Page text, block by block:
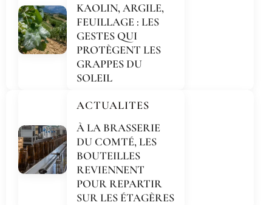
KAOLIN, ARGILE,
FEUILLAGE : LES
GESTES QUI
PROTÈGENT LES
GRAPPES DU
SOLEIL
ACTUALITES
À LA BRASSERIE
DU COMTÉ, LES
BOUTEILLES
REVIENNENT
POUR REPARTIR
SUR LES ÉTAGÈRES